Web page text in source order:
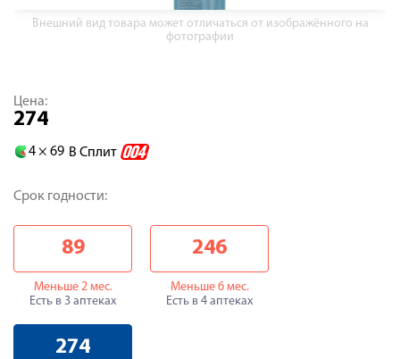
Внешний вид товара может отличаться от изображённого на
фотографии
Цена:
274
4 × 69 В Сплит
Срок годности:
89
Меньше 2 мес.
Есть в 3 аптеках
246
Меньше 6 мес.
Есть в 4 аптеках
274